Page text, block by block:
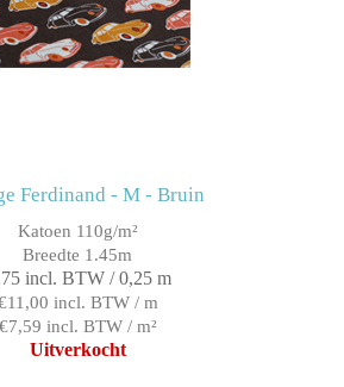
Ferdinand - M - Bruin
Katoen 110g/m²
Breedte 1.45m
incl. BTW / 0,25 m
incl. BTW / m
€7,59 incl. BTW / m²
Uitverkocht